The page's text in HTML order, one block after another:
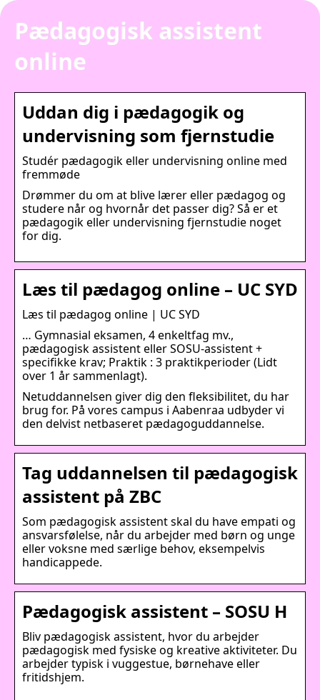
Pædagogisk assistent
online
Uddan dig i pædagogik og
undervisning som fjernstudie
Studér pædagogik eller undervisning online med
fremmøde
Drømmer du om at blive lærer eller pædagog og
studere når og hvornår det passer dig? Så er et
pædagogik eller undervisning fjernstudie noget
for dig.
Læs til pædagog online – UC SYD
Læs til pædagog online | UC SYD
… Gymnasial eksamen, 4 enkeltfag mv.,
pædagogisk assistent eller SOSU-assistent +
specifikke krav; Praktik : 3 praktikperioder (Lidt
over 1 år sammenlagt).
Netuddannelsen giver dig den fleksibilitet, du har
brug for. På vores campus i Aabenraa udbyder vi
den delvist netbaseret pædagoguddannelse.
Tag uddannelsen til pædagogisk
assistent på ZBC
Som pædagogisk assistent skal du have empati og
ansvarsfølelse, når du arbejder med børn og unge
eller voksne med særlige behov, eksempelvis
handicappede.
Pædagogisk assistent – SOSU H
Bliv pædagogisk assistent, hvor du arbejder
pædagogisk med fysiske og kreative aktiviteter. Du
arbejder typisk i vuggestue, børnehave eller
fritidshjem.